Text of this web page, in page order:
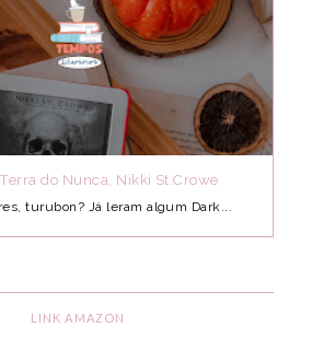
do Nunca, Nikki St.Crowe
turubon? Já leram algum Dark...
LINK AMAZON